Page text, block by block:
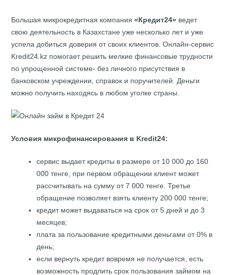
Большая микрокредитная компания«Кредит24» ведет
свою деятельность в Казахстане уже несколько лет и уже
успела добиться доверия от своих клиентов. Онлайн-сервис
Kredit24.kz помогает решить мелкие финансовые трудности
по упрощенной системе- без личного присутствия в
банковском учреждении, справок и поручителей. Деньги
можно получить находясь в любом уголке страны.
Условия микрофинансирования в Kredit24:
сервис выдает кредиты в размере от 10 000 до 160
000 тенге, при первом обращении клиент может
рассчитывать на сумму от 7 000 тенге. Третье
обращение позволяет взять клиенту 200 000 тенге;
кредит может выдаваться на срок от 5 дней и до 3
месяцев;
плата за пользование кредитными деньгами от 0% в
день;
если вернуть кредитвовремя не получается, есть
возможность продлить срок пользования займом на